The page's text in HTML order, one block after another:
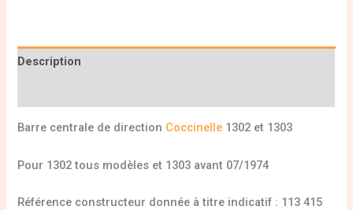
Description
Barre centrale de direction Coccinelle 1302 et 1303
Pour 1302 tous modèles et 1303 avant 07/1974
Référence constructeur donnée à titre indicatif : 113 415